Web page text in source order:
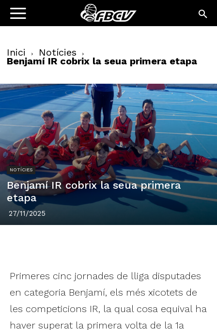
Inici Notícies
Benjamí IR cobrix la seua primera etapa
NOTÍCIES
Benjamí IR cobrix la seua primera
etapa
27/11/2025
Primeres cinc jornades de lliga disputades
en categoria Benjamí, els més xicotets de
les competicions IR, la qual cosa equival ha
haver superat la primera volta de la 1a